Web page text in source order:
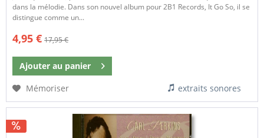
dans la mélodie. Dans son nouvel album pour 2B1 Records, It Go So, il se
distingue comme un...
4,95 € 17,95 €
Ajouter au panier
Mémoriser
extraits sonores